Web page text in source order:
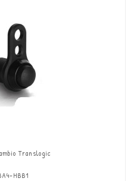
Translogic
HBB1